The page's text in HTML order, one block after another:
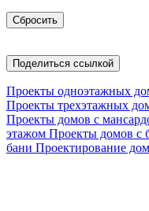
Поделиться ссылкой
Проекты одноэтажных
Проекты трехэтажных
Проекты домов с
этажом Проекты домов с
бани Проектирование